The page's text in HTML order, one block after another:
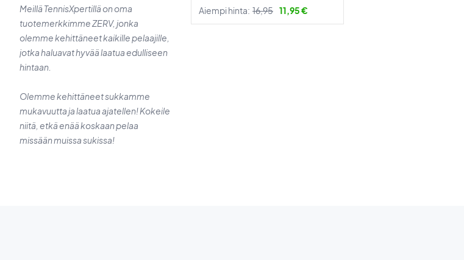
Meillä TennisXpertillä on oma
tuotemerkkimme ZERV, jonka
olemme kehittäneet kaikille pelaajille,
jotka haluavat hyvää laatua edulliseen
hintaan.
Olemme kehittäneet sukkamme
mukavuutta ja laatua ajatellen! Kokeile
niitä, etkä enää koskaan pelaa
missään muissa sukissa!
Aiempi hinta: 16,95 11,95 €